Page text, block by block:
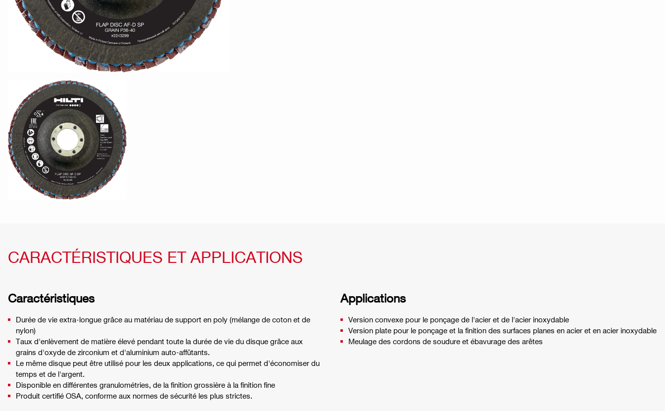
CARACTÉRISTIQUES ET APPLICATIONS
Caractéristiques
Durée de vie extra-longue grâce au matériau de support en poly (mélange de coton et de
nylon)
Taux d'enlèvement de matière élevé pendant toute la durée de vie du disque grâce aux
grains d'oxyde de zirconium et d'aluminium auto-affûtants.
Le même disque peut être utilisé pour les deux applications, ce qui permet d'économiser du
temps et de l'argent.
Disponible en différentes granulométries, de la finition grossière à la finition fine
Produit certifié OSA, conforme aux normes de sécurité les plus strictes.
Applications
Version convexe pour le ponçage de l'acier et de l'acier inoxydable
Version plate pour le ponçage et la finition des surfaces planes en acier et en acier inoxydable
Meulage des cordons de soudure et ébavurage des arêtes